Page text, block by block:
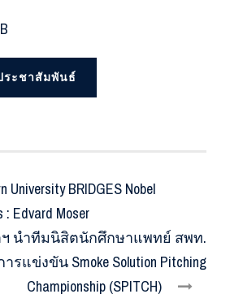
ระชาสัมพันธ์
University BRIDGES Nobel
: Edvard Moser
นำทีมนิสิตนักศึกษาแพทย์ สพท.
รแข่งขัน Smoke Solution Pitching
Championship (SPITCH)